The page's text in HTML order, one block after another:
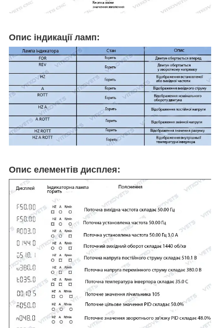
Опис індикації ламп:
Опис елементів дисплея: